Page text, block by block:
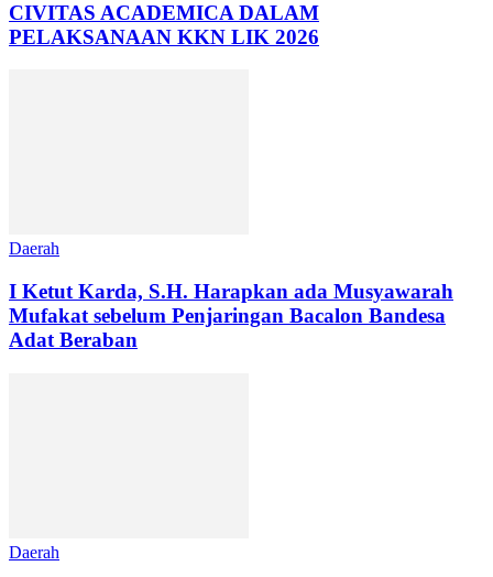
CIVITAS ACADEMICA DALAM
PELAKSANAAN KKN LIK 2026
Daerah
I Ketut Karda, S.H. Harapkan ada Musyawarah
Mufakat sebelum Penjaringan Bacalon Bandesa
Adat Beraban
Daerah